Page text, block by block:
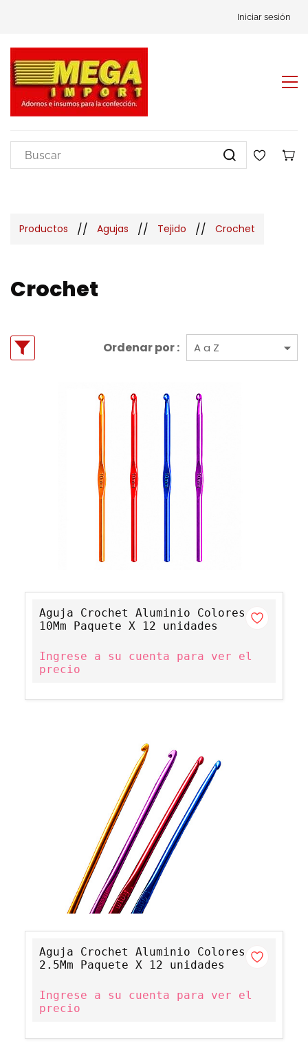
Iniciar sesión
Productos // Agujas // Tejido // Crochet
Crochet
Ordenar por :
Aguja Crochet Aluminio Colores
10Mm Paquete X 12 unidades
Ingrese a su cuenta para ver el
precio
Aguja Crochet Aluminio Colores
2.5Mm Paquete X 12 unidades
Ingrese a su cuenta para ver el
precio